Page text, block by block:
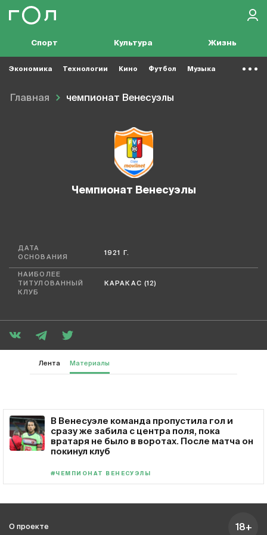
Спорт Культура Жизнь
Экономика Технологии Кино Футбол Музыка
Главная чемпионат Венесуэлы
чемпионат Венесуэлы
ДАТА
ОСНОВАНИЯ
1921 Г.
НАИБОЛЕЕ
ТИТУЛОВАННЫЙ
КЛУБ
КАРАКАС (12)
Лента Материалы
В Венесуэле команда пропустила гол и
сразу же забила с центра поля, пока
вратаря не было в воротах. После матча он
покинул клуб
#ЧЕМПИОНАТ ВЕНЕСУЭЛЫ
О проекте 18+